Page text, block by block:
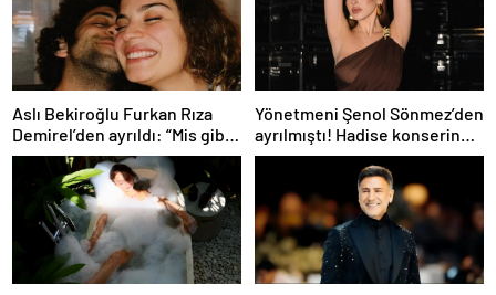
Aslı Bekiroğlu Furkan Rıza
Demirel’den ayrıldı: “Mis gibi
bitti”
Yönetmeni Şenol Sönmez’den
ayrılmıştı! Hadise konserinde
içini döktü